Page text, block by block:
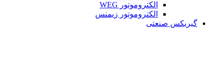
الکتروموتور WEG
الکتروموتور زیمنس
گیربکس صنعتی